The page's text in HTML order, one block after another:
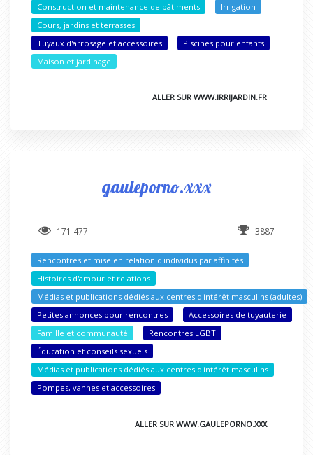
Construction et maintenance de bâtiments
Irrigation
Cours, jardins et terrasses
Tuyaux d'arrosage et accessoires
Piscines pour enfants
Maison et jardinage
ALLER SUR WWW.IRRIJARDIN.FR
gauleporno.xxx
171 477 3887
Rencontres et mise en relation d'individus par affinités
Histoires d'amour et relations
Médias et publications dédiés aux centres d'intérêt masculins (adultes)
Petites annonces pour rencontres
Accessoires de tuyauterie
Famille et communauté
Rencontres LGBT
Éducation et conseils sexuels
Médias et publications dédiés aux centres d'intérêt masculins
Pompes, vannes et accessoires
ALLER SUR WWW.GAULEPORNO.XXX